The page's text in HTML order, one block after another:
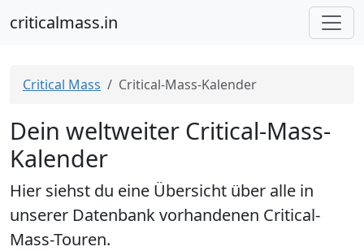
criticalmass.in
Critical Mass Critical-Mass-Kalender
Dein weltweiter Critical-Mass-
Kalender
Hier siehst du eine Übersicht über alle in
unserer Datenbank vorhandenen Critical-
Mass-Touren.